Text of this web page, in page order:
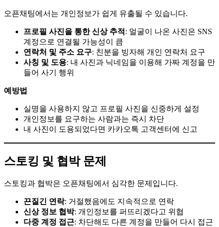
오픈채팅에서는 개인정보가 쉽게 유출될 수 있습니다.
프로필 사진을 통한 신상 추적 : 얼굴이 나온 사진은 SNS
계정으로 연결될 가능성이 큼
연락처 및 주소 요구: 친분을 빙자해 개인 연락처 요구
사칭 및 도용: 내 사진과 닉네임을 이용해 가짜 계정을 만
들어 사기 행위
예방법
실명을 사용하지 않고 프로필 사진을 신중하게 설정
개인정보를 요구하는 사람과는 즉시 차단
내 사진이 도용되었다면 카카오톡 고객센터에 신고
스토킹 및 협박 문제
스토킹과 협박은 오픈채팅에서 심각한 문제입니다.
끈질긴 연락: 거절했음에도 지속적으로 연락
신상 정보 협박: 개인정보를 퍼뜨리겠다고 위협
다중 계정 접근: 차단해도 다른 계정을 만들어 다시 접근